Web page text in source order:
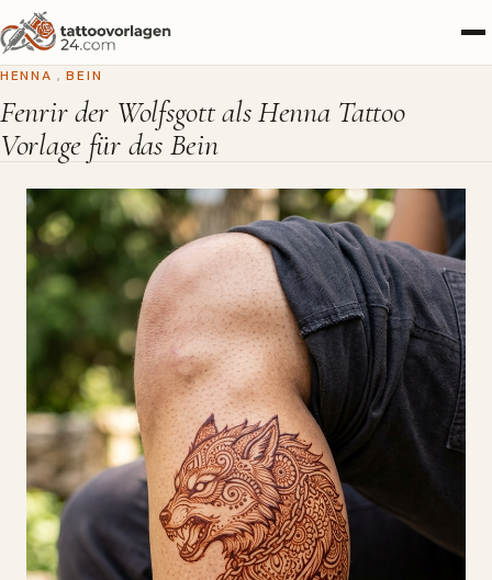
HENNA , BEIN
Fenrir der Wolfsgott als Henna Tattoo
Vorlage für das Bein